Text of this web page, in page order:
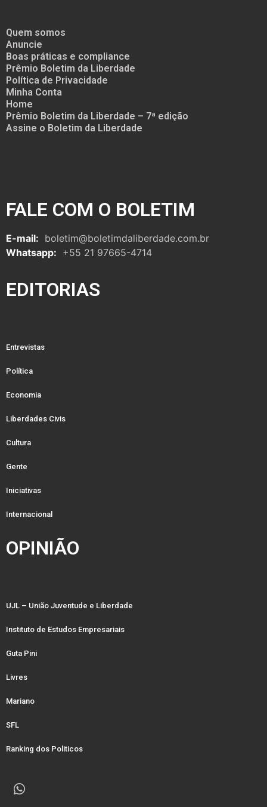
Quem somos
Anuncie
Boas práticas e compliance
Prêmio Boletim da Liberdade
Política de Privacidade
Minha Conta
Home
Prêmio Boletim da Liberdade – 7ª edição
Assine o Boletim da Liberdade
FALE COM O BOLETIM
E-mail: boletim@boletimdaliberdade.com.br
Whatsapp: +55 21 97665-4714
EDITORIAS
Entrevistas
Política
Economia
Liberdades Civis
Cultura
Gente
Iniciativas
Internacional
OPINIÃO
UJL – União Juventude e Liberdade
Instituto de Estudos Empresariais
Guta Pini
Livres
Mariano
SFL
Ranking dos Politicos